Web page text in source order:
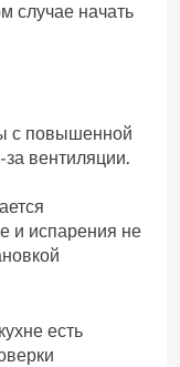
случае начать
с повышенной
вентиляции.
и испарения не
есть